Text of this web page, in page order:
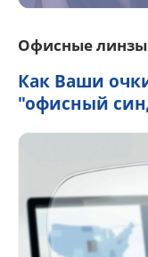
Офисные линзы
Как Ваши
"офисный